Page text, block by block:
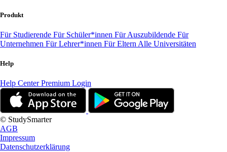
Produkt
Für Studierende Für Schüler*innen Für Auszubildende Für
Unternehmen Für Lehrer*innen Für Eltern Alle Universitäten
Help
Help CenterPremium Login
© StudySmarter
AGB
Impressum
Datenschutzerklärung